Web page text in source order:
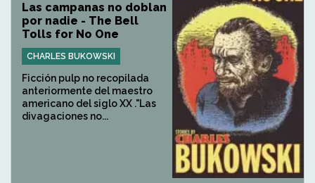
Las campanas no doblan
por nadie - The Bell
Tolls for No One
CHARLES BUKOWSKI
Ficción pulp no recopilada
anteriormente del maestro
americano del siglo XX ."Las
divagaciones no...